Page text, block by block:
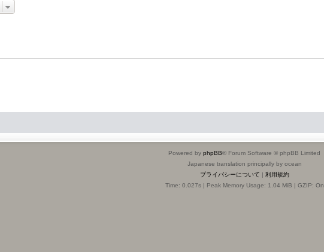
Powered by phpBB® Forum Software © phpBB Limited
Japanese translation principally by ocean
プライバシーについて | 利用規約
Time: 0.027s| Peak Memory Usage: 1.04 MiB | GZIP: On